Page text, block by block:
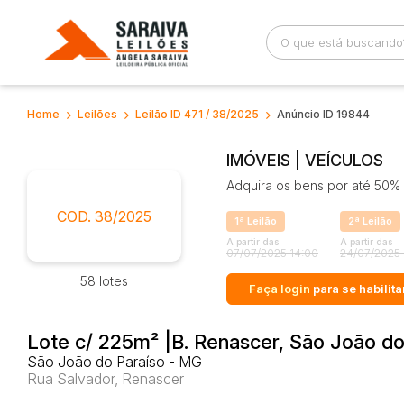
Busca por palavra-chave Categoria
Comitente
Home Leilões Leilão ID 471 / 38/2025 Anúncio ID 19844
COD. 38/2025
58 lotes
IMÓVEIS | VEÍCULOS
Adquira os bens por até
1ª Leilão
A partir das
07/07/2025 14:00
2ª Leilão
A partir das
24/07/2025
Faça login para se
Lote c/ 225m² |B. Renascer, São João
São João do Paraíso - MG
Rua Salvador, Renascer